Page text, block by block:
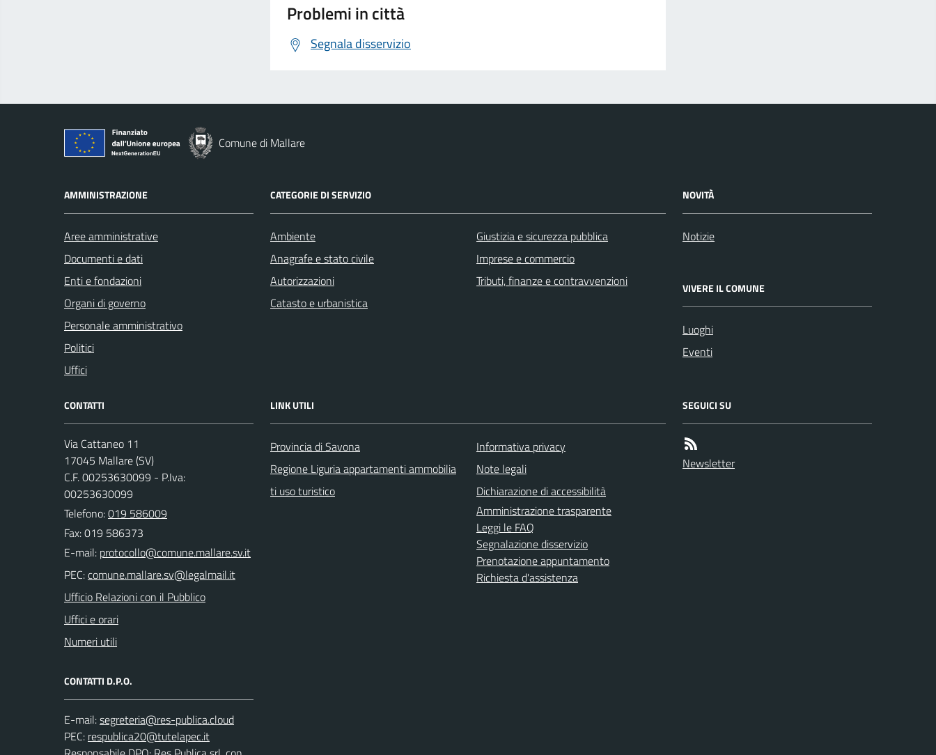
Problemi in città
Segnala disservizio
Comune di Mallare
AMMINISTRAZIONE
Aree amministrative
Documenti e dati
Enti e fondazioni
Organi di governo
Personale amministrativo
Politici
Uffici
CATEGORIE DI SERVIZIO
Ambiente
Anagrafe e stato civile
Autorizzazioni
Catasto e urbanistica
Giustizia e sicurezza pubblica
Imprese e commercio
Tributi, finanze e contravvenzioni
NOVITÀ
Notizie
VIVERE IL COMUNE
Luoghi
Eventi
CONTATTI
Via Cattaneo 11
17045 Mallare (SV)
C.F. 00253630099 - P.Iva:
00253630099
Telefono:019 586009
Fax: 019 586373
E-mail:
PEC:
Ufficio Relazioni con il Pubblico
Uffici e orari
Numeri utili
CONTATTI D.P.O.
E-mail:
PEC:
LINK UTILI
Provincia di Savona
Regione Liguria appartamenti ammobilia
ti uso turistico
Informativa privacy
Note legali
Dichiarazione di accessibilità
Amministrazione trasparente
Leggi le FAQ
Segnalazione disservizio
Prenotazione appuntamento
Richiesta d'assistenza
SEGUICI SU
Newsletter